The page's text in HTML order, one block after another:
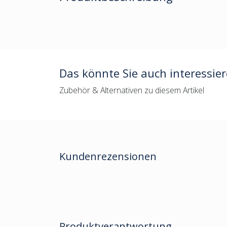
Das könnte Sie auch
Zubehör & Alternativen zu diesem Artikel
Kundenrezensionen